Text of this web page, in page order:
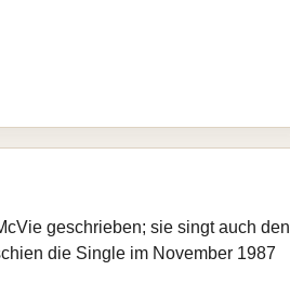
geschrieben; sie singt auch den
die Single im November 1987